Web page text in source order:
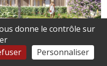
donne le contrôle sur
Personnaliser